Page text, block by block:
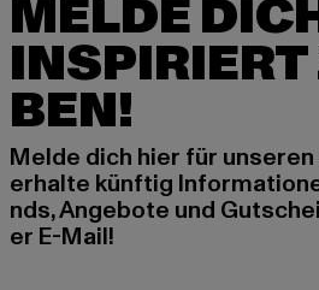
MELDE
INSPIRIERT
BEN!
Melde dich hier für
erhalte künftig
nds, Angebote und
er E-Mail!